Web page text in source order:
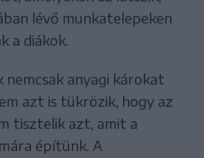
lévő munkatelepeken
a diákok.
nemcsak anyagi károkat
azt is tükrözik, hogy az
tisztelik azt, amit a
építünk. A